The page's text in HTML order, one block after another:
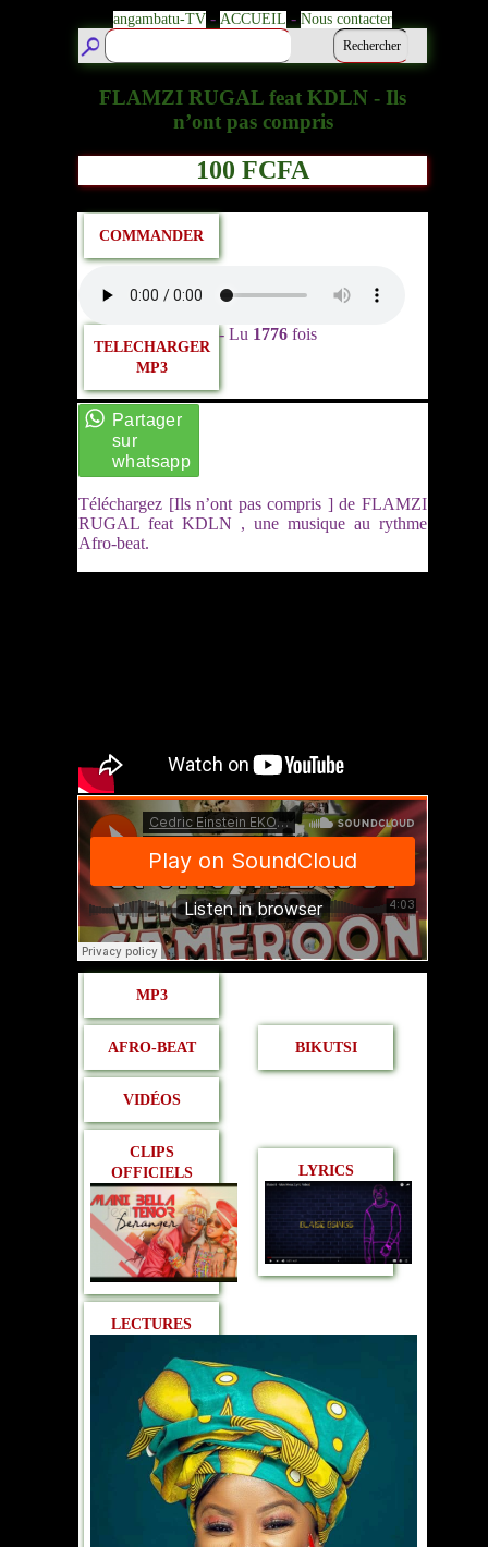
angambatu-TV - ACCUEIL - Nous contacter
FLAMZI RUGAL feat KDLN - Ils
n’ont pas compris
100 FCFA
COMMANDER
TELECHARGER
MP3
- Lu 1776 fois
Téléchargez [Ils n’ont pas compris ] de FLAMZI
RUGAL feat KDLN , une musique au rythme
Afro-beat.
MP3
AFRO-BEAT BIKUTSI
VIDÉOS
CLIPS
OFFICIELS
LYRICS
LECTURES